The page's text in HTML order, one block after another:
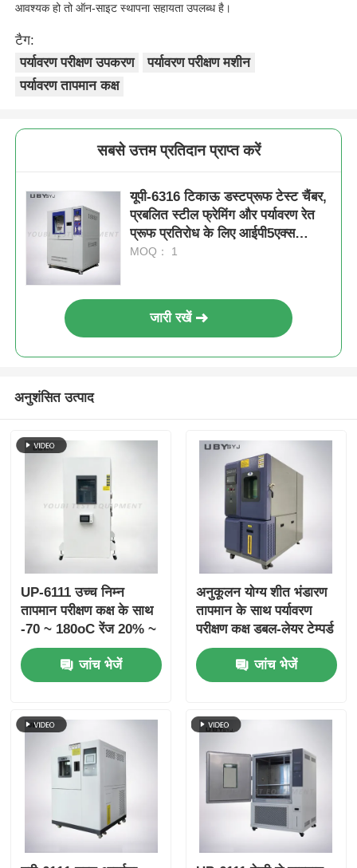
आवश्यक हो तो ऑन-साइट स्थापना सहायता उपलब्ध है।
टैग:
पर्यावरण परीक्षण उपकरण
पर्यावरण परीक्षण मशीन
पर्यावरण तापमान कक्ष
सबसे उत्तम प्रतिदान प्राप्त करें
यूपी-6316 टिकाऊ डस्टप्रूफ टेस्ट चैंबर,
प्रबलित स्टील फ्रेमिंग और पर्यावरण रेत
प्रूफ प्रतिरोध के लिए आईपी5एक्स
आईपी6एक्स परीक्षण के साथ
MOQ： 1
जारी रखें
अनुशंसित उत्पाद
UP-6111 उच्च निम्न
तापमान परीक्षण कक्ष के साथ
-70 ~ 180oC रेंज 20% ~
98% आर्द्रता और टच
स्क्रीन बुद्धिमान नियंत्रण
जांच भेजें
अनुकूलन योग्य शीत भंडारण
तापमान के साथ पर्यावरण
परीक्षण कक्ष डबल-लेयर टेम्पर्ड
ग्लास दरवाजा और एसयूएस #
304 स्टेनलेस स्टील आंतरिक
जांच भेजें